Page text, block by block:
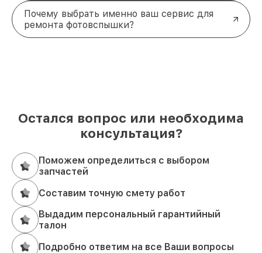
Почему выбрать именно ваш сервис для
ремонта фотовспышки?
Остался вопрос или необходима
консультация?
Поможем определиться с выбором
запчастей
Составим точную смету работ
Выдадим персональный гарантийный
талон
Подробно ответим на все Ваши вопросы